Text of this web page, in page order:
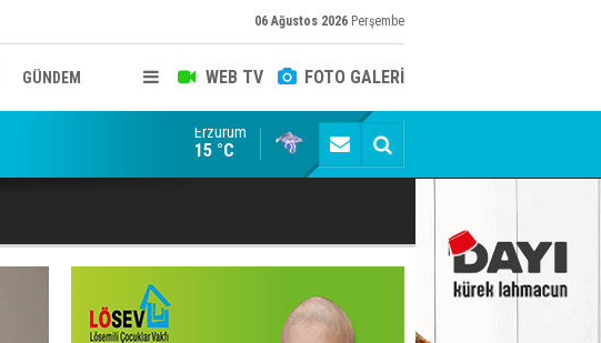
06 Ağustos 2026 Perşembe
WEB TV FOTO GALERİ
GÜNDEM
Erzurumspor FK: Son rötuşlar bunlar
Erzurum
15 °C